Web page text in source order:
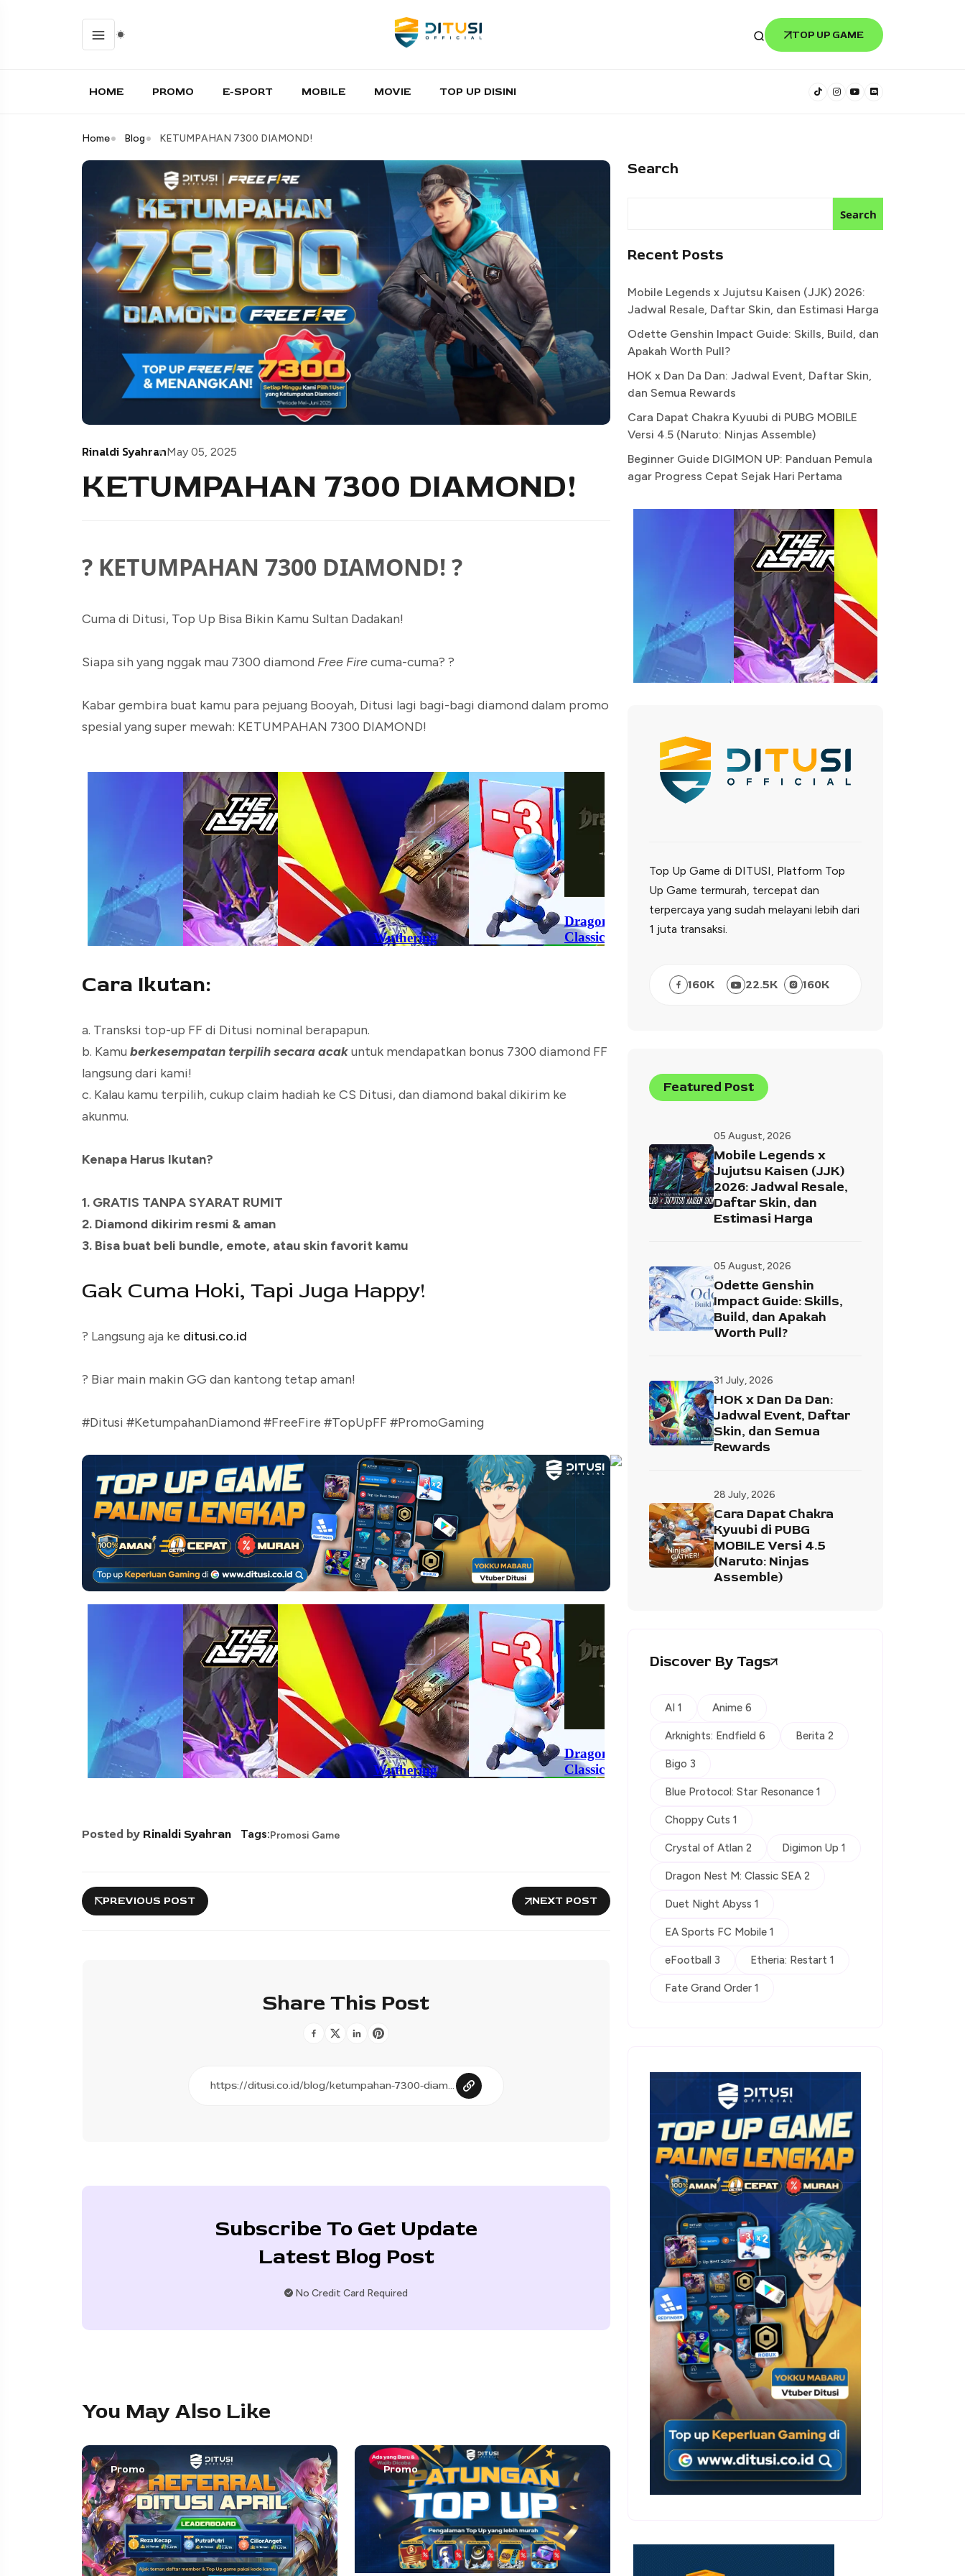
TOP UP GAME
HOME PROMO E-SPORT MOBILE MOVIE TOP UP DISINI
Home Blog KETUMPAHAN 7300 DIAMOND!
Rinaldi SyahranMay 05, 2025
KETUMPAHAN 7300 DIAMOND!
? KETUMPAHAN 7300 DIAMOND! ?
Cuma di Ditusi, Top Up Bisa Bikin Kamu Sultan Dadakan!
Siapa sih yang nggak mau 7300 diamond Free Firecuma-cuma? ?
Kabar gembira buat kamu para pejuang Booyah, Ditusi lagi bagi-bagi diamond dalam promo
spesial yang super mewah: KETUMPAHAN 7300 DIAMOND!
Cara Ikutan:
a. Transksi top-up FF di Ditusi nominal berapapun.
b. Kamu berkesempatan terpilih secara acakuntuk mendapatkan bonus 7300 diamond FF
langsung dari kami!
c. Kalau kamu terpilih, cukup claim hadiah ke CS Ditusi, dan diamond bakal dikirim ke
akunmu.
Kenapa Harus Ikutan?
1. GRATIS TANPA SYARAT RUMIT
2. Diamond dikirim resmi & aman
3. Bisa buat beli bundle, emote, atau skin favorit kamu
Gak Cuma Hoki, Tapi Juga Happy!
? Langsung aja ke ditusi.co.id
? Biar main makin GG dan kantong tetap aman!
#Ditusi #KetumpahanDiamond #FreeFire #TopUpFF #PromoGaming
Posted by Rinaldi Syahran Tags:Promosi Game
PREVIOUS POST NEXT POST
Share This Post
Subscribe To Get Update
Latest Blog Post
No Credit Card Required
You May Also Like
Promo Promo
Search
Search
Recent Posts
Mobile Legends x Jujutsu Kaisen (JJK) 2026:
Jadwal Resale, Daftar Skin, dan Estimasi Harga
Odette Genshin Impact Guide: Skills, Build, dan
Apakah Worth Pull?
HOK x Dan Da Dan: Jadwal Event, Daftar Skin,
dan Semua Rewards
Cara Dapat Chakra Kyuubi di PUBG MOBILE
Versi 4.5 (Naruto: Ninjas Assemble)
Beginner Guide DIGIMON UP: Panduan Pemula
agar Progress Cepat Sejak Hari Pertama
Top Up Game di DITUSI, Platform Top
Up Game termurah, tercepat dan
terpercaya yang sudah melayani lebih dari
1 juta transaksi.
160K 22.5K 160K
Featured Post
05 August, 2026
Mobile Legends x
Jujutsu Kaisen (JJK)
2026: Jadwal Resale,
Daftar Skin, dan
Estimasi Harga
05 August, 2026
Odette Genshin
Impact Guide: Skills,
Build, dan Apakah
Worth Pull?
31 July, 2026
HOK x Dan Da Dan:
Jadwal Event, Daftar
Skin, dan Semua
Rewards
28 July, 2026
Cara Dapat Chakra
Kyuubi di PUBG
MOBILE Versi 4.5
(Naruto: Ninjas
Assemble)
Discover By Tags
AI 1 Anime 6
Arknights: Endfield 6 Berita 2
Bigo 3
Blue Protocol: Star Resonance 1
Choppy Cuts 1
Crystal of Atlan 2 Digimon Up 1
Dragon Nest M: Classic SEA 2
Duet Night Abyss 1
EA Sports FC Mobile 1
eFootball 3 Etheria: Restart 1
Fate Grand Order 1